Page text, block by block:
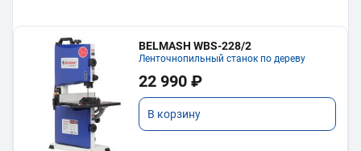
BELMASH WBS-228/2
Ленточнопильный станок по дереву
22 990 ₽
В корзину